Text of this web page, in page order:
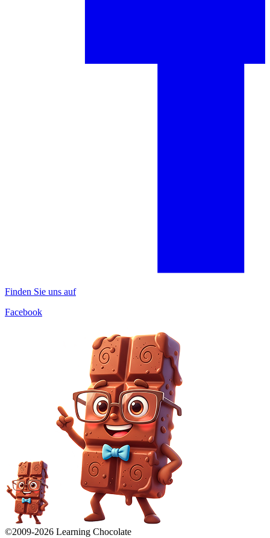
Finden Sie uns auf
Facebook
©2009-2026 Learning Chocolate